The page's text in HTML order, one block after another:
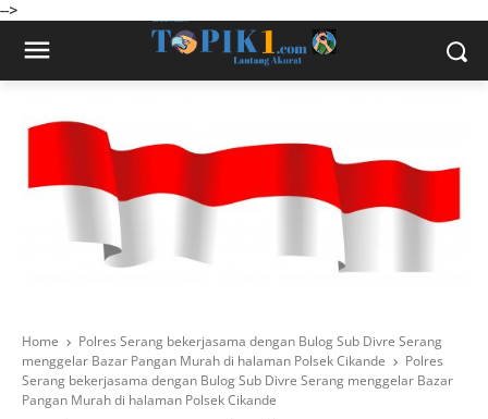
-->
Home
Polres Serang bekerjasama dengan Bulog Sub Divre Serang
menggelar Bazar Pangan Murah di halaman Polsek Cikande
Polres
Serang bekerjasama dengan Bulog Sub Divre Serang menggelar Bazar
Pangan Murah di halaman Polsek Cikande